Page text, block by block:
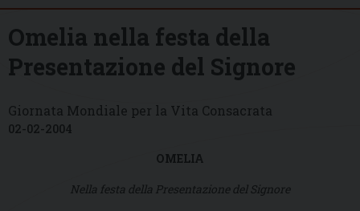
Omelia nella festa della
Presentazione del Signore
Giornata Mondiale per la Vita Consacrata
02-02-2004
OMELIA
Nella festa della Presentazione del Signore